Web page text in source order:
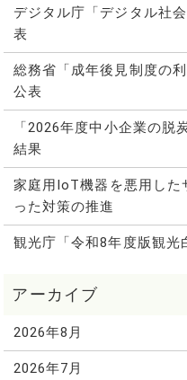
デジタル庁「デジタル社
表
総務省「成年後見制度の
公表
「2026年度中小企業の脱
結果
家庭用IoT機器を悪用した
った対策の推進
観光庁「令和8年度版観光
2026年8月
2026年7月